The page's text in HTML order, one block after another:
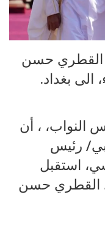
حسن
الى بغداد.
النواب، ، أن
رئيس
استقبل
القطري حسن